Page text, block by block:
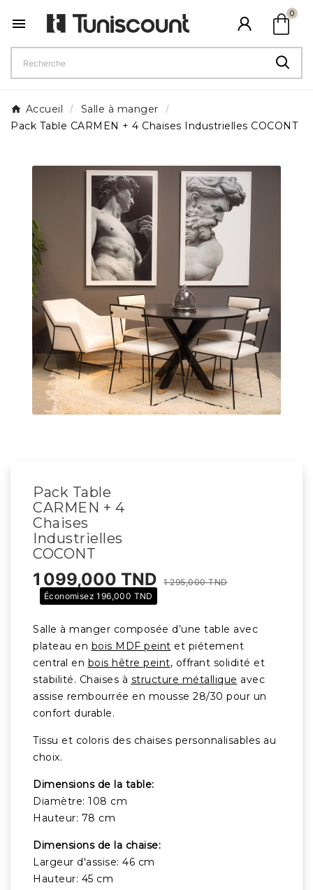
 shopping_bag
0
Accueil
Salle à manger
Pack Table CARMEN + 4 Chaises Industrielles COCONT
Pack Table
CARMEN + 4
Chaises
Industrielles
COCONT
1 099,000 TND
1 295,000 TND
Économisez 196,000 TND
Salle à manger composée d’une table avec
plateau en bois MDF peint et piétement
central en bois hêtre peint, offrant solidité et
stabilité. Chaises à structure métallique avec
assise rembourrée en mousse 28/30 pour un
confort durable.
Tissu et coloris des chaises personnalisables au
choix.
Dimensions de la table:
Diamètre: 108 cm
Hauteur: 78 cm
Dimensions de la chaise:
Largeur d'assise: 46 cm
Hauteur: 45 cm